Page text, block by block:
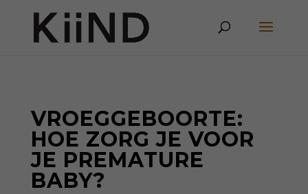
VROEGGEBOORTE:
HOE ZORG JE VOOR
JE PREMATURE
BABY?